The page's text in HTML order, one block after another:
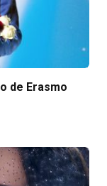
de Erasmo